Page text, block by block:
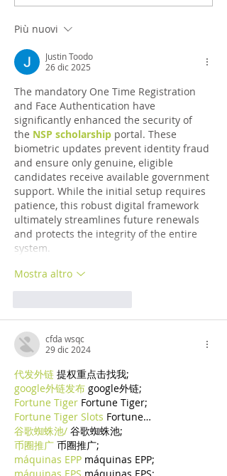
Più nuovi
Justin Toodo
26 dic 2025
The mandatory One Time Registration
and Face Authentication have
significantly enhanced the security of
the NSP scholarship portal. These
biometric updates prevent identity fraud
and ensure only genuine, eligible
candidates receive available government
support. While the initial setup requires
patience, this robust digital framework
ultimately streamlines future renewals
and protects the integrity of the entire
system.
Mostra altro
cfda wsqc
29 dic 2024
代发外链 提权重点击找我;
google外链发布 google外链;
Fortune Tiger Fortune Tiger;
Fortune Tiger Slots Fortune…
谷歌蜘蛛池/ 谷歌蜘蛛池;
币圈推广 币圈推广;
máquinas EPP máquinas EPP;